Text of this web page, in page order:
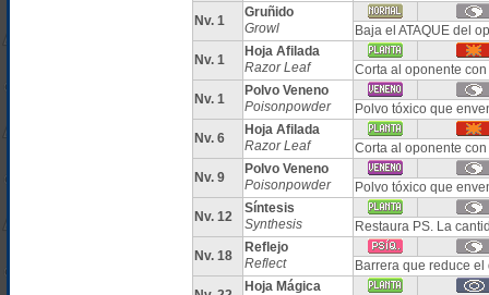
Nv. 1
Gruñido
Growl
Baja el ATAQUE del
Nv. 1
Hoja Afilada
Razor Leaf
Corta al oponente
Nv. 1
Polvo Veneno
Poisonpowder
Polvo tóxico que
Nv. 6
Hoja Afilada
Razor Leaf
Corta al oponente
Nv. 9
Polvo Veneno
Poisonpowder
Polvo tóxico que
Nv. 12
Síntesis
Synthesis
Restaura PS. La
Nv. 18
Reflejo
Reflect
Barrera que reduce
Hoja Mágica